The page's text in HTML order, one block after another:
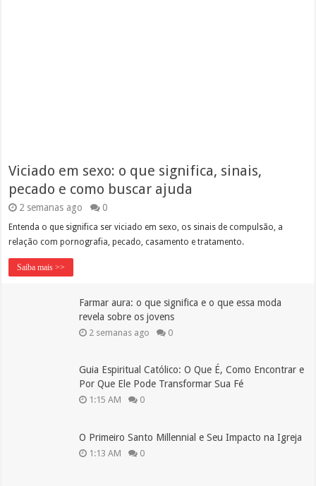
Viciado em sexo: o que significa, sinais,
pecado e como buscar ajuda
2 semanas ago 0
Entenda o que significa ser viciado em sexo, os sinais de compulsão, a
relação com pornografia, pecado, casamento e tratamento.
Saiba mais >>
Farmar aura: o que significa e o que essa moda
revela sobre os jovens
2 semanas ago 0
Guia Espiritual Católico: O Que É, Como Encontrar e
Por Que Ele Pode Transformar Sua Fé
1:15 AM 0
O Primeiro Santo Millennial e Seu Impacto na Igreja
1:13 AM 0